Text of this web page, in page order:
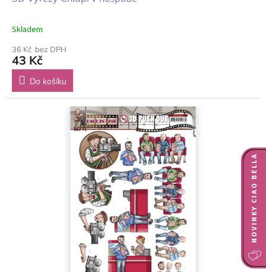
Skladem
36 Kč bez DPH
43 Kč
Do košíku
NOVINKY CIAO BELLA